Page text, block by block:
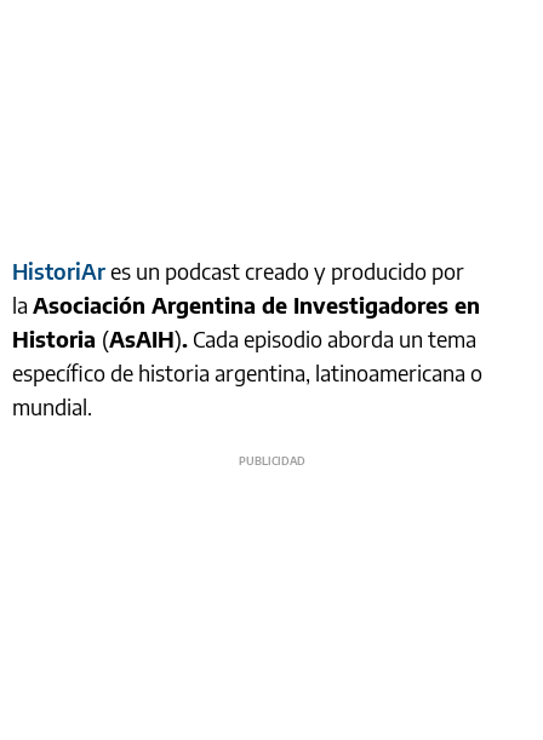
HistoriAres un podcast creado y producido por
la Asociación Argentina de Investigadores en
Historia (AsAIH). Cada episodio aborda un tema
específico de historia argentina, latinoamericana o
mundial.